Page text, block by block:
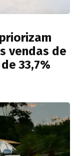
vendas de
33,7%